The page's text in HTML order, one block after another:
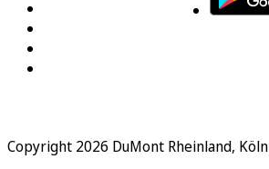
Copyright 2026 DuMont Rheinland, Köln